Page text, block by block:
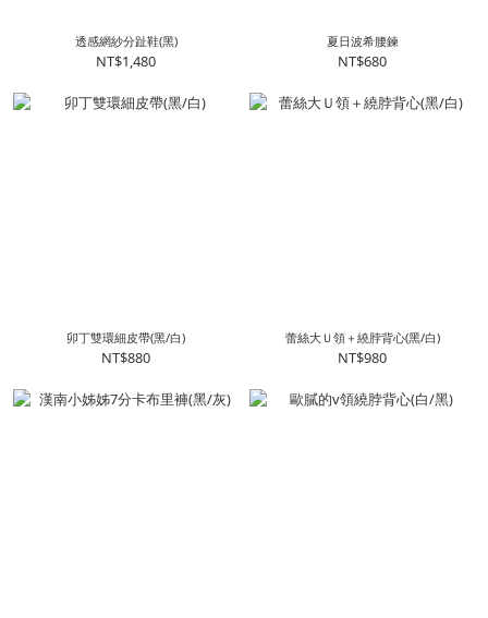
透感網紗分趾鞋(黑)
NT$1,480
夏日波希腰鍊
NT$680
卯丁雙環細皮帶(黑/白)
NT$880
蕾絲大Ｕ領＋繞脖背心(黑/白)
NT$980